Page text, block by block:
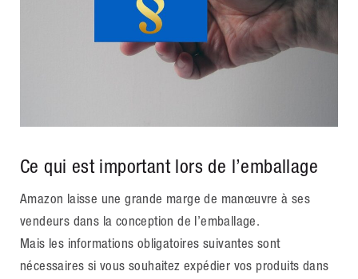
Ce qui est important lors de l’emballage
Amazon laisse une grande marge de manœuvre à ses
vendeurs dans la conception de l’emballage.
Mais les informations obligatoires suivantes sont
nécessaires si vous souhaitez expédier vos produits dans